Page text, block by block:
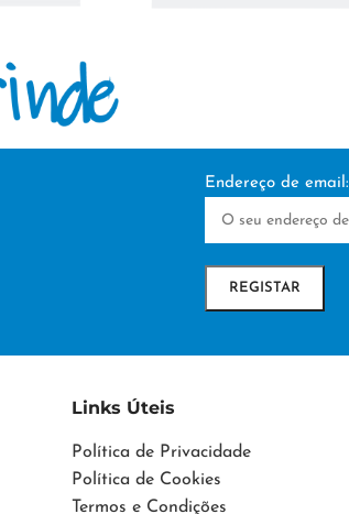
Endereço de email:
Links Úteis
Política de Privacidade
Política de Cookies
Termos e Condições